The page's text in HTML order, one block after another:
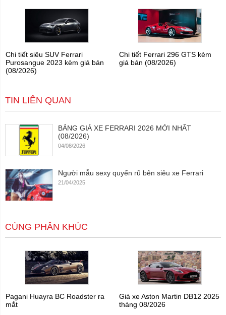
Chi tiết siêu SUV Ferrari
Purosangue 2023 kèm giá bán
(08/2026)
Chi tiết Ferrari 296 GTS kèm
giá bán (08/2026)
TIN LIÊN QUAN
BẢNG GIÁ XE FERRARI 2026 MỚI NHẤT
(08/2026)
04/08/2026
Người mẫu sexy quyến rũ bên siêu xe Ferrari
21/04/2025
CÙNG PHÂN KHÚC
Pagani Huayra BC Roadster ra
mắt
Giá xe Aston Martin DB12 2025
tháng 08/2026